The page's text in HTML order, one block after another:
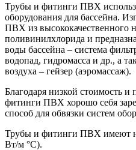
Трубы и фитинги ПВХ
оборудования для бассейна.
ПВХ из высококачественного
поливинилхлорида и
воды бассейна – система
водопад, гидромасса и др., а
воздуха – гейзер (аэромассаж).
Благодаря низкой стоимость
фитинги ПВХ хорошо себя
способ для обвязки систем
Трубы и фитинги ПВХ имеют
Вт/м °С).